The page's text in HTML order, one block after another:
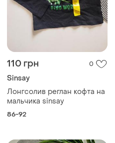
110 грн 0
Sinsay
Лонгсолив реглан кофта на
мальчика sinsay
86-92